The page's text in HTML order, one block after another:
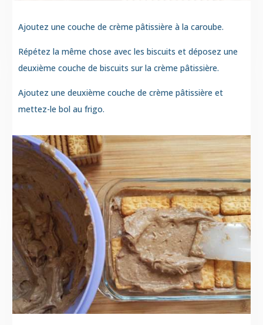
Ajoutez une couche de crème pâtissière à la caroube.
Répétez la même chose avec les biscuits et déposez une
deuxième couche de biscuits sur la crème pâtissière.
Ajoutez une deuxième couche de crème pâtissière et
mettez-le bol au frigo.